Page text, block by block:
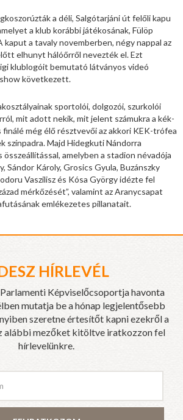
a déli, Salgótarjáni út felőli kapu
a klub korábbi játékosának, Fülöp
a tavaly novemberben, négy nappal az
elhunyt hálóőrről nevezték el. Ezt
klublogóit bemutató látványos videó
következett.
sportolói, dolgozói, szurkolói
mit adott nekik, mit jelent számukra a kék-
még élő résztvevői az akkori KEK-trófea
színpadra. Majd Hidegkuti Nándorra
amelyben a stadion névadója
Sándor Károly, Grosics Gyula, Buzánszky
Vaszilisz és Kósa György idézte fel
mérkőzését”, valamint az Aranycsapat
emlékezetes pillanatait.
HÍRLEVÉL
Képviselőcsoportja havonta
mutatja be a hónap legjelentősebb
szeretne értesítőt kapni ezekről a
alábbi mezőket kitöltve iratkozzon fel
hírlevelünkre.